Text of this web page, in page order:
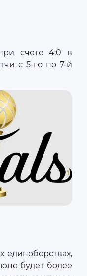
счете 4:0 в
с 5-го по 7-й
будет более